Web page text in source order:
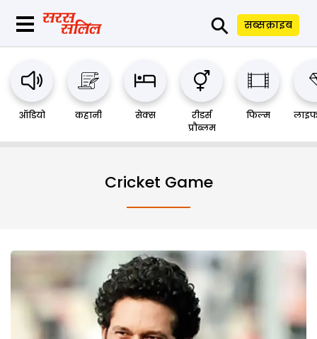
⚲ सब्सक्राइब
ऑडियो कहानी सेक्स
रीडर्स
प्रौब्लम
फिल्म
Cricket Game